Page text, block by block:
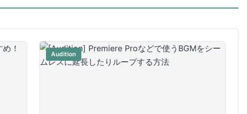
Audition